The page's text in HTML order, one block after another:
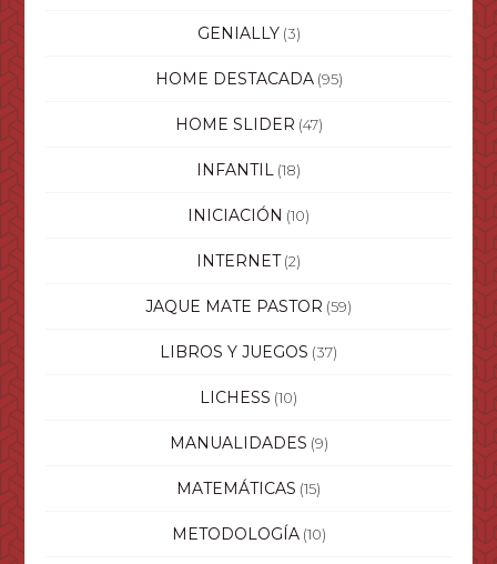
GENIALLY(3)
HOME DESTACADA(95)
HOME SLIDER (47)
INFANTIL (18)
INICIACIÓN (10)
INTERNET(2)
JAQUE MATE PASTOR (59)
LIBROS Y JUEGOS (37)
LICHESS (10)
MANUALIDADES (9)
MATEMÁTICAS (15)
METODOLOGÍA(10)